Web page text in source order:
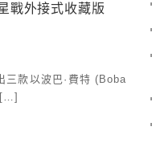
戰外接式收藏版
三款以波巴·費特 (Boba
[…]